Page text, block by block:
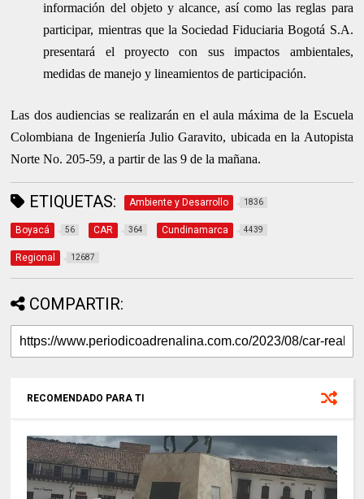
información del objeto y alcance, así como las reglas para
participar, mientras que la Sociedad Fiduciaria Bogotá S.A.
presentará el proyecto con sus impactos ambientales,
medidas de manejo y lineamientos de participación.
Las dos audiencias se realizarán en el aula máxima de la Escuela
Colombiana de Ingeniería Julio Garavito, ubicada en la Autopista
Norte No. 205-59, a partir de las 9 de la mañana.
ETIQUETAS: Ambiente y Desarrollo 1836
Boyacá 56 CAR 364 Cundinamarca 4439
Regional 12687
COMPARTIR:
RECOMENDADO PARA TI